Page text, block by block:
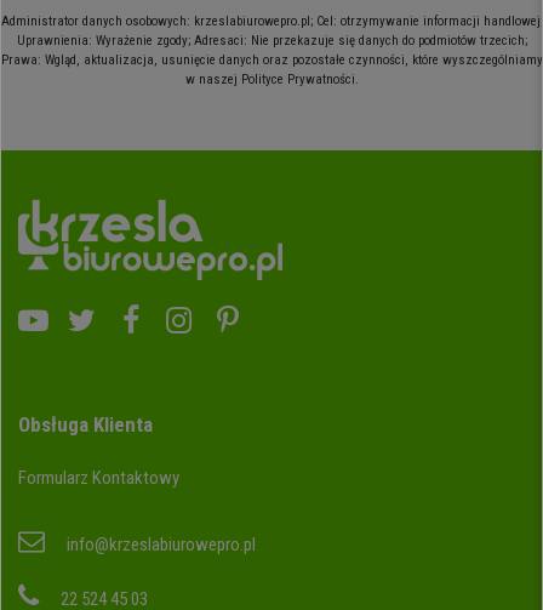
Administrator danych osobowych: krzeslabiurowepro.pl; Cel: otrzymywanie informacji handlowej;
Uprawnienia: Wyrażenie zgody; Adresaci: Nie przekazuje się danych do podmiotów trzecich;
Prawa: Wgląd, aktualizacja, usunięcie danych oraz pozostałe czynności, które wyszczególniamy
w naszej Polityce Prywatności.
Obsługa Klienta
Formularz Kontaktowy
info@krzeslabiurowepro.pl
22 524 45 03